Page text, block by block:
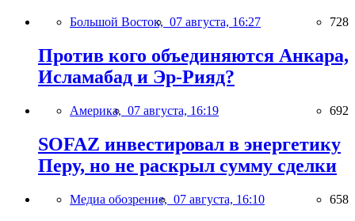
Большой Восток, 07 августа, 16:27 728
Против кого объединяются Анкара,
Исламабад и Эр-Рияд?
Америка, 07 августа, 16:19 692
SOFAZ инвестировал в энергетику
Перу, но не раскрыл сумму сделки
Медиа обозрение, 07 августа, 16:10 658